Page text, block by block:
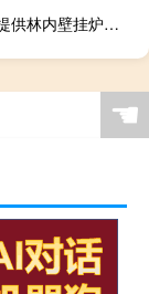
浙江台州可提供林内壁挂炉维修服务地址在哪
☚